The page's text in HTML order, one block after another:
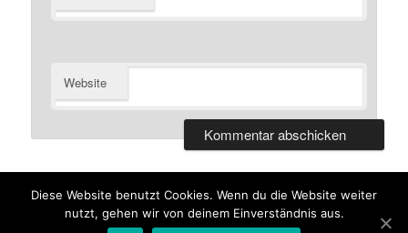
Website
Stolz präsentiert von WordPress
Diese Website benutzt Cookies. Wenn du die Website weiter
nutzt, gehen wir von deinem Einverständnis aus.